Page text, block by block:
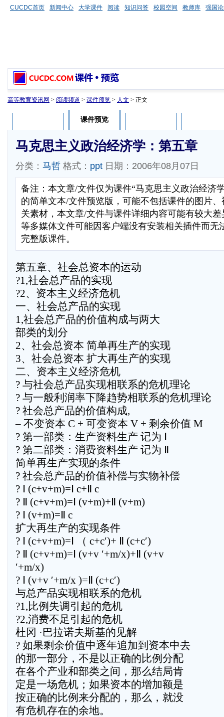
CUCDC首页 新闻中心 大学课件 阅读 知识问答 校园空间 教师库 强国
高等教育资讯网 > 阅读频道 > 课件预览 > 人文 > 正文
课件预览
马克思主义政治经济学：第五章
分类： 马哲 格式： ppt 日期：2006年08月07日
备注：本文章/文件仅为课件“马克思主义政治经济
的简单文本/文件预览版，可能不包括课件的图片
关素材，本文章/文件与课件详细内容可能有较大
等多媒体文件可能因客户端没有安装相关插件而无
完整版课件。
第五章、社会总资本的运动
?1,社会总产品的实现
?2、资本主义经济危机
一、社会总产品的实现
1,社会总产品的价值构成与两大
部类的划分
2、社会总资本 简单再生产的实现
3、社会总资本 扩大再生产的实现
二、资本主义经济危机
? 与社会总产品实现相联系的危机理论
? 与一般利润率下降趋势相联系的危机理论
? 社会总产品的价值构成,
– 不变资本 C + 可变资本 V + 剩余价值 M
? 第一部类：生产资料生产 记为 Ⅰ
? 第二部类：消费资料生产 记为 Ⅱ
简单再生产实现的条件
? 社会总产品的价值补偿与实物补偿
? Ⅰ (c+v+m)=Ⅰ c+Ⅱ c
? Ⅱ (c+v+m)=Ⅰ (v+m)+Ⅱ (v+m)
? Ⅰ (v+m)=Ⅱ c
扩大再生产的实现条件
? Ⅰ (c+v+m)=Ⅰ （ c+c′)+ Ⅱ (c+c′)
? Ⅱ (c+v+m)=Ⅰ (v+v ′+m/x)+Ⅱ (v+v
′+m/x)
? Ⅰ (v+v ′+m/x )=Ⅱ (c+c′)
与总产品实现相联系的危机
?1,比例失调引起的危机
?2,消费不足引起的危机
杜冈 ·巴拉诺夫斯基的见解
? 如果剩余价值中逐年追加到资本中去
的那一部分，不是以正确的比例分配
在各个产业和部类之间，那么结局肯
定是一场危机；如果资本的增加额是
按正确的比例来分配的，那么，就没
有危机存在的余地。